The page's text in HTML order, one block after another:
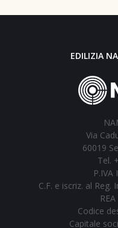
EDILIZIA
Via
60019
Tel.
P.IVA
C.F. e iscriz. al
Codice
Capitale